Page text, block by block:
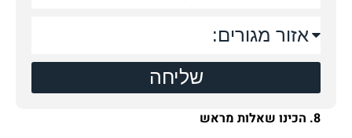
שליחה
8. הכינו שאלות מראש